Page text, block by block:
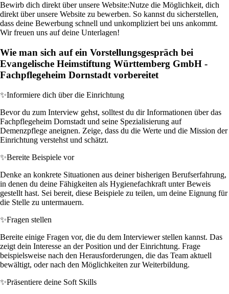
Bewirb dich direkt über unsere Website:Nutze die Möglichkeit, dich
direkt über unsere Website zu bewerben. So kannst du sicherstellen,
dass deine Bewerbung schnell und unkompliziert bei uns ankommt.
Wir freuen uns auf deine Unterlagen!
Wie man sich auf ein Vorstellungsgespräch bei
Evangelische Heimstiftung Württemberg GmbH -
Fachpflegeheim Dornstadt vorbereitet
✨Informiere dich über die Einrichtung
Bevor du zum Interview gehst, solltest du dir Informationen über das
Fachpflegeheim Dornstadt und seine Spezialisierung auf
Demenzpflege aneignen. Zeige, dass du die Werte und die Mission der
Einrichtung verstehst und schätzt.
✨Bereite Beispiele vor
Denke an konkrete Situationen aus deiner bisherigen Berufserfahrung,
in denen du deine Fähigkeiten als Hygienefachkraft unter Beweis
gestellt hast. Sei bereit, diese Beispiele zu teilen, um deine Eignung für
die Stelle zu untermauern.
✨Fragen stellen
Bereite einige Fragen vor, die du dem Interviewer stellen kannst. Das
zeigt dein Interesse an der Position und der Einrichtung. Frage
beispielsweise nach den Herausforderungen, die das Team aktuell
bewältigt, oder nach den Möglichkeiten zur Weiterbildung.
✨Präsentiere deine Soft Skills